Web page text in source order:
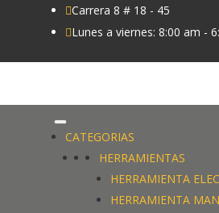
Carrera 8 # 18 - 45
Lunes a viernes: 8:00 am -
CATEGORIAS
HERRAMIENTAS
HERRAMIENTA
HERRAMIENTA